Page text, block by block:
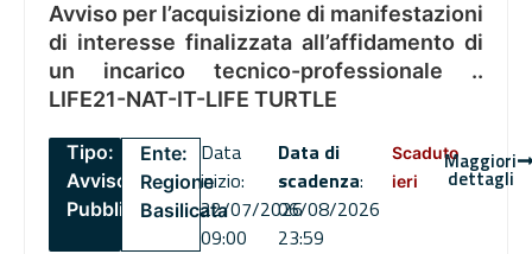
Avviso per l’acquisizione di manifestazioni
di interesse finalizzata all’affidamento di
un incarico tecnico-professionale ..
LIFE21-NAT-IT-LIFE TURTLE
Tipo:
Avviso
Pubblico
Ente:
Regione
Basilicata
Data
inizio:
22/07/2026
09:00
Data di
scadenza:
06/08/2026
23:59
Scaduto
ieri
Maggiori
dettagli